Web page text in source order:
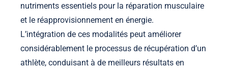
nutriments essentiels pour la réparation musculaire
et le réapprovisionnement en énergie.
L’intégration de ces modalités peut améliorer
considérablement le processus de récupération d’un
athlète, conduisant à de meilleurs résultats en